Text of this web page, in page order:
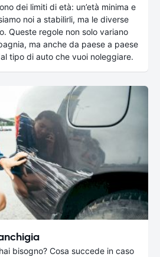
dei limiti di età: un’età minima e
noi a stabilirli, ma le diverse
Queste regole non solo variano
ma anche da paese a paese
tipo di auto che vuoi noleggiare.
bisogno? Cosa succede in caso